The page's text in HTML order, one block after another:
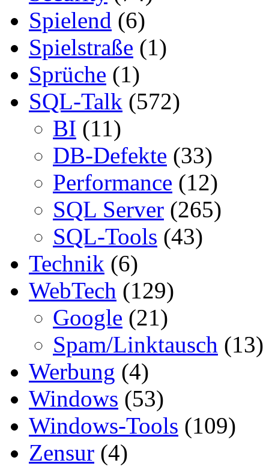
Spielend (6)
Spielstraße (1)
Sprüche (1)
SQL-Talk (572)
BI (11)
DB-Defekte (33)
Performance (12)
SQL Server (265)
SQL-Tools (43)
Technik (6)
WebTech (129)
Google (21)
Spam/Linktausch (13)
Werbung (4)
Windows (53)
Windows-Tools (109)
Zensur (4)